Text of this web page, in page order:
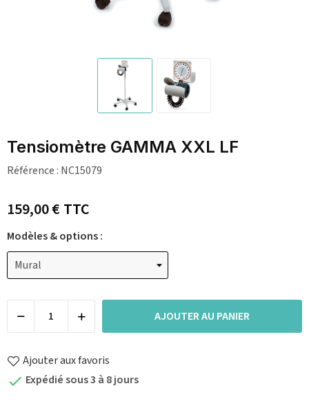
Tensiomètre GAMMA XXL LF
Référence : NC15079
159,00 €TTC
Modèles & options :
AJOUTER AU PANIER
Ajouter aux favoris
 Expédié sous 3 à 8 jours